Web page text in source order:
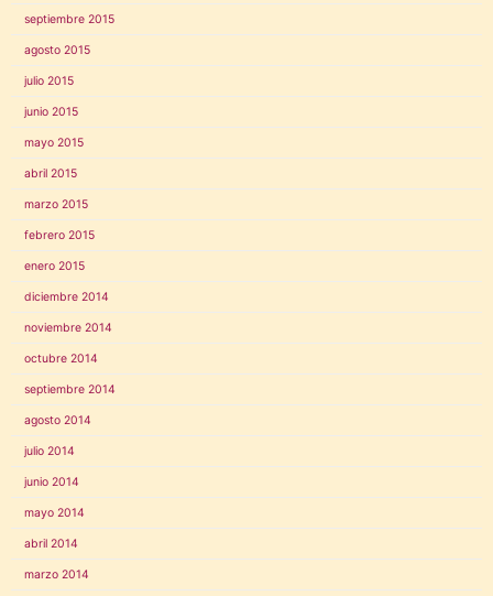
septiembre 2015
agosto 2015
julio 2015
junio 2015
mayo 2015
abril 2015
marzo 2015
febrero 2015
enero 2015
diciembre 2014
noviembre 2014
octubre 2014
septiembre 2014
agosto 2014
julio 2014
junio 2014
mayo 2014
abril 2014
marzo 2014